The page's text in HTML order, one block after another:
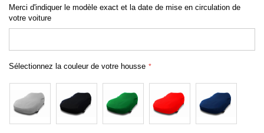
Merci d'indiquer le modèle exact et la date de mise en circulation de
votre voiture
Sélectionnez la couleur de votre housse